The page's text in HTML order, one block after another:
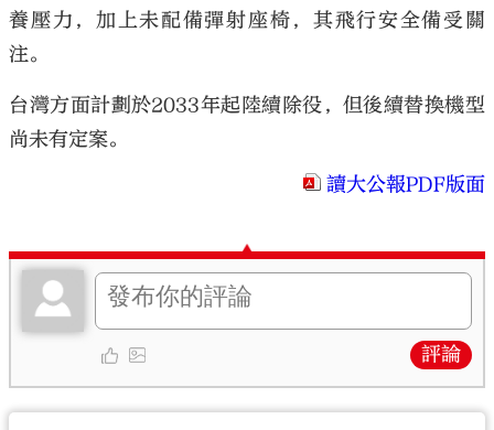
養壓力，加上未配備彈射座椅，其飛行安全備受關
注。
台灣方面計劃於2033年起陸續除役，但後續替換機型
尚未有定案。
讀大公報PDF版面
評論